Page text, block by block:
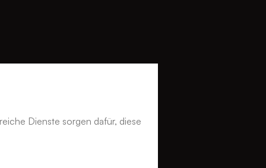
Dienste sorgen dafür, diese